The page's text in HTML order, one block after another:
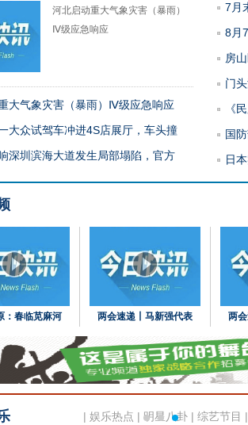
河北启动重大气象灾害（暴雨）
Ⅳ级应急响应
大气象灾害（暴雨）Ⅳ级应急响应
大众试驾车冲进4S店展厅，车头撞
深圳滨海大道发生局部塌陷，官方
7月
8月
房
门
《
国
日
：春临苋麻河 两会速递丨马新强代表 两
| 娱乐热点 | 明星八卦 | 综艺节目 |